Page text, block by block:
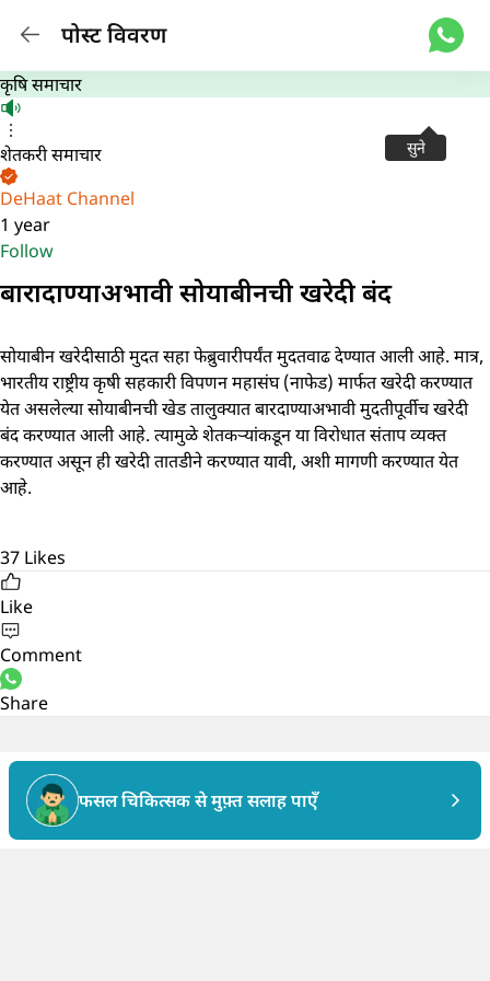
पोस्ट विवरण
सुने
कृषि समाचार
शेतकरी समाचार
DeHaat Channel
1 year
Follow
बारादाण्याअभावी सोयाबीनची खरेदी बंद
सोयाबीन खरेदीसाठी मुदत सहा फेब्रुवारीपर्यंत मुदतवाढ देण्यात आली आहे. मात्र,
भारतीय राष्ट्रीय कृषी सहकारी विपणन महासंघ (नाफेड) मार्फत खरेदी करण्यात
येत असलेल्या सोयाबीनची खेड तालुक्यात बारदाण्याअभावी मुदतीपूर्वीच खरेदी
बंद करण्यात आली आहे. त्यामुळे शेतकऱ्यांकडून या विरोधात संताप व्यक्त
करण्यात असून ही खरेदी तातडीने करण्यात यावी, अशी मागणी करण्यात येत
आहे.
37 Likes
Like
Comment
Share
फसल चिकित्सक से मुफ़्त सलाह पाएँ